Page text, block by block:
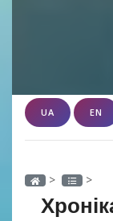
UA EN
> >